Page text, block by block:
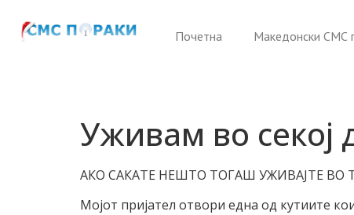
Почетна Македонски СМС
Уживам во секој
АКО САКАТЕ НЕШТО ТОГАШ УЖИВАЈТЕ ВО
Мојот пријател отвори една од кутиите